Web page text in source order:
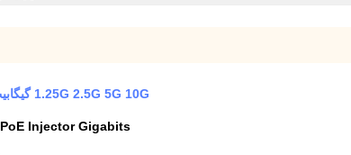
1.25G 2.5G 5G 10G گیگابیت PoE Injector Adapter منبع برق IEEE 802.3bt 95W
PoE Injector Gigabits صنعتی IEEE 802.3bt 95W قدرت